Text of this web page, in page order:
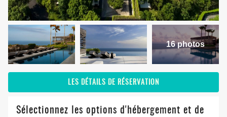
16 photos
LES DÉTAILS DE RÉSERVATION
Sélectionnez les options d'hébergement et de